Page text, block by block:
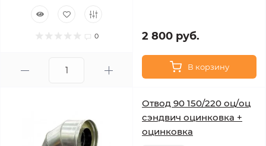
0 2 800 руб.
В корзину
Отвод 90 150/220 оц/оц
сэндвич оцинковка +
оцинковка